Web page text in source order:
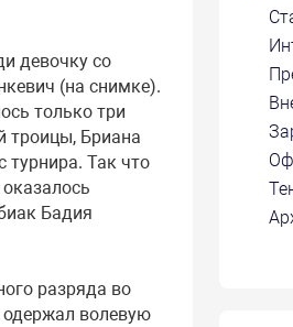
девочку со
(на снимке).
только три
троицы, Бриана
турнира. Так что
Бадия
разряда во
одержал волевую